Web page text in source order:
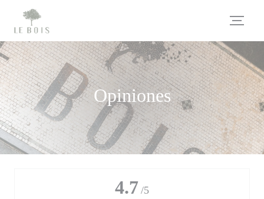
Personalización de sus opciones de cookies
Opiniones
4.7 /5